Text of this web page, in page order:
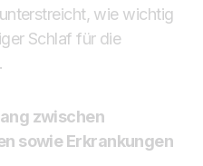
wie wichtig
Schlaf für die
zwischen
sowie Erkrankungen